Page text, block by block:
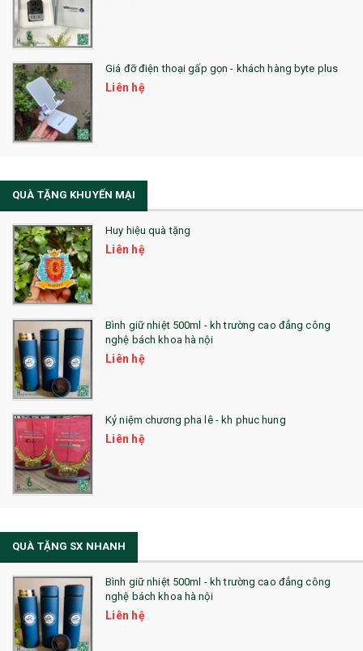
SẢN PHẨM ĐÃ THỰC HIỆN
QUÀ TẶNG SỨC KHỎE
SẢN PHẨM MỚI 2021
Sổ Sạc Đa Năng
La Fonte
Sổ Lò Xo
Giá đỡ điện thoại gấp gọn - khách hàng byte plus
Liên hệ
QUÀ TẶNG KHUYẾN MẠI
Huy hiệu quà tặng
Liên hệ
Bình giữ nhiệt 500ml - kh trường cao đẳng công
nghệ bách khoa hà nội
Liên hệ
Kỷ niệm chương pha lê - kh phuc hung
Liên hệ
QUÀ TẶNG SX NHANH
Bình giữ nhiệt 500ml - kh trường cao đẳng công
nghệ bách khoa hà nội
Liên hệ